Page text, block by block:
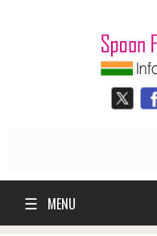
☰ MENU